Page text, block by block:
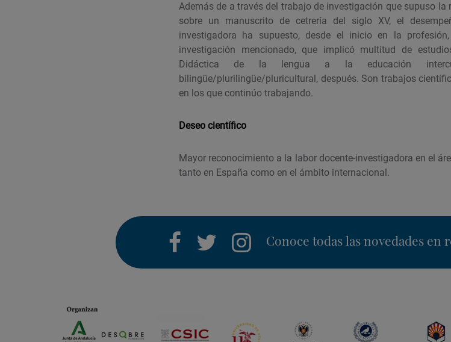
Además de a través del trabajo de investigación que supuso
sobre un manuscrito de cetrería del siglo XV, el
investigadora ha supuesto, desde el inicio en la
investigación mencionado, que implicó multitud de
Didáctica de la lengua a la educación
bilingüe/plurilingüe/pluricultural, después. Son trabajos
en los que continúo trabajando.
Deseo científico
Mayor reconocimiento a la labor docente-investigadora en el
tanto en España como en el ámbito internacional.
facebooktwitter instagram
Conoce todas las novedades en